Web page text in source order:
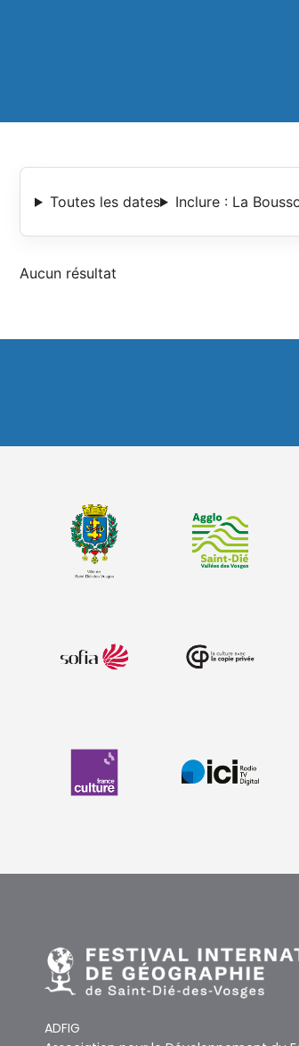
Toutes les dates Inclure : La
Aucun résultat
ADFIG